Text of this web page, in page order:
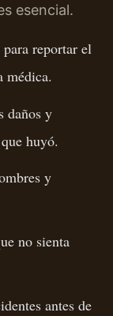
esencial.
reportar el
médica.
daños y
huyó.
y
no sienta
antes de